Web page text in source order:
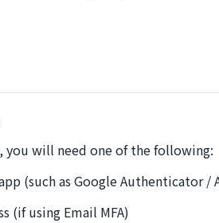
will need one of the following:
(such as Google Authenticator /
(if using Email MFA)